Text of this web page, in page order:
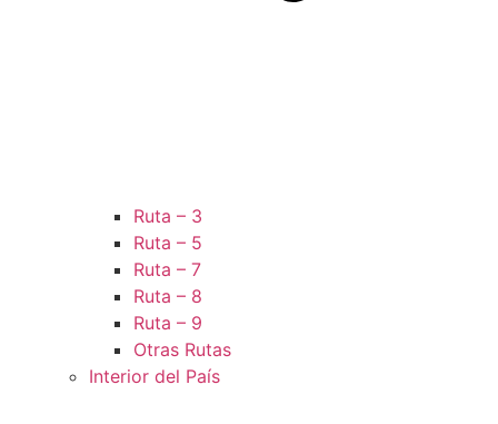
Ruta – 3
Ruta – 5
Ruta – 7
Ruta – 8
Ruta – 9
Otras Rutas
Interior del País